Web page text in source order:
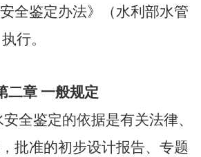
全鉴定办法》（水利部水管
行。
二章 一般规定
全鉴定的依据是有关法律、
批准的初步设计报告、专题